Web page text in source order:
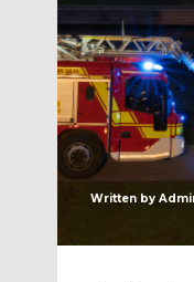
Written by